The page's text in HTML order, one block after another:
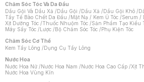
Chăm Sóc Tóc Và Da Đầu
Dầu Gội Và Dầu Xả /Dầu Gội /Dầu Xả /Dầu Gội Khô /
Tẩy Tế Bào Chết Da Đầu /Mặt Nạ / Kem Ủ Tóc /Serum /
Xịt Dưỡng Tóc /Thuốc Nhuộm Tóc /Sản Phẩm Tạo Kiểu
Máy Sấy Tóc /Lược /Bộ Chăm Sóc Tóc /Phụ Kiện Tóc
Chăm Sóc Cơ Thể
Kem Tẩy Lông /Dụng Cụ Tẩy Lông
Nước Hoa
Nước Hoa Nữ /Nước Hoa Nam /Nước Hoa Cao Cấp /Xịt
Nước Hoa Vùng Kín